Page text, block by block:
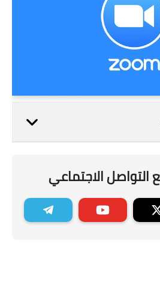
التواصل الاجتماعي